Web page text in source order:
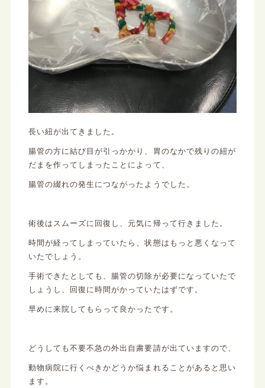
長い紐が出てきました。
腸管の方に結び目が引っかかり、胃のなかで残りの紐が
だまを作ってしまったことによって、
腸管の綴れの発生につながったようでした。
術後はスムーズに回復し、元気に帰って行きました。
時間が経ってしまっていたら、状態はもっと悪くなって
いたでしょう。
手術できたとしても、腸管の切除が必要になっていたで
しょうし、回復に時間がかっていたはずです。
早めに来院してもらって良かったです。
どうしても不要不急の外出自粛要請が出ていますので、
動物病院に行くべきかどうか悩まれることがあると思い
ます。